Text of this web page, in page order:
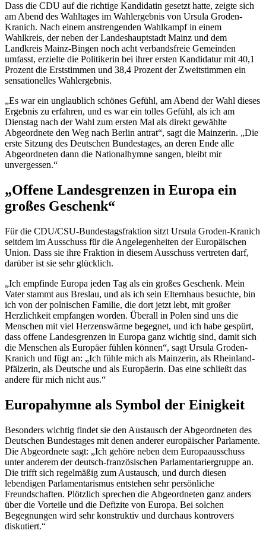
Dass die CDU auf die richtige Kandidatin gesetzt hatte, zeigte sich
am Abend des Wahltages im Wahlergebnis von Ursula Groden-
Kranich. Nach einem anstrengenden Wahlkampf in einem
Wahlkreis, der neben der Landeshauptstadt Mainz und dem
Landkreis Mainz-Bingen noch acht verbandsfreie Gemeinden
umfasst, erzielte die Politikerin bei ihrer ersten Kandidatur mit 40,1
Prozent die Erststimmen und 38,4 Prozent der Zweitstimmen ein
sensationelles Wahlergebnis.
„Es war ein unglaublich schönes Gefühl, am Abend der Wahl dieses
Ergebnis zu erfahren, und es war ein tolles Gefühl, als ich am
Dienstag nach der Wahl zum ersten Mal als direkt gewählte
Abgeordnete den Weg nach Berlin antrat“, sagt die Mainzerin. „Die
erste Sitzung des Deutschen Bundestages, an deren Ende alle
Abgeordneten dann die Nationalhymne sangen, bleibt mir
unvergessen.“
„Offene Landesgrenzen in Europa ein
großes Geschenk“
Für die CDU/CSU-Bundestagsfraktion sitzt Ursula Groden-Kranich
seitdem im Ausschuss für die Angelegenheiten der Europäischen
Union. Dass sie ihre Fraktion in diesem Ausschuss vertreten darf,
darüber ist sie sehr glücklich.
„Ich empfinde Europa jeden Tag als ein großes Geschenk. Mein
Vater stammt aus Breslau, und als ich sein Elternhaus besuchte, bin
ich von der polnischen Familie, die dort jetzt lebt, mit großer
Herzlichkeit empfangen worden. Überall in Polen sind uns die
Menschen mit viel Herzenswärme begegnet, und ich habe gespürt,
dass offene Landesgrenzen in Europa ganz wichtig sind, damit sich
die Menschen als Europäer fühlen können“, sagt Ursula Groden-
Kranich und fügt an: „Ich fühle mich als Mainzerin, als Rheinland-
Pfälzerin, als Deutsche und als Europäerin. Das eine schließt das
andere für mich nicht aus.“
Europahymne als Symbol der Einigkeit
Besonders wichtig findet sie den Austausch der Abgeordneten des
Deutschen Bundestages mit denen anderer europäischer Parlamente.
Die Abgeordnete sagt: „Ich gehöre neben dem Europaausschuss
unter anderem der deutsch-französischen Parlamentariergruppe an.
Die trifft sich regelmäßig zum Austausch, und durch diesen
lebendigen Parlamentarismus entstehen sehr persönliche
Freundschaften. Plötzlich sprechen die Abgeordneten ganz anders
über die Vorteile und die Defizite von Europa. Bei solchen
Begegnungen wird sehr konstruktiv und durchaus kontrovers
diskutiert.“